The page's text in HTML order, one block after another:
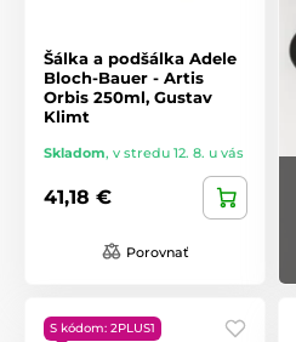
Šálka ​​a podšálka Adele
Bloch-Bauer - Artis
Orbis 250ml, Gustav
Klimt
Skladom, v stredu 12. 8. u vás
41,18 €
Porovnať
S kódom: 2PLUS1